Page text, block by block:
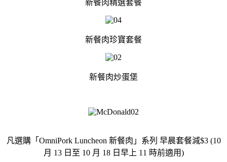
新餐肉精選套餐
新餐肉珍寶套餐
新餐肉炒蛋堡
凡選購「OmniPork Luncheon 新餐肉」系列 早晨套餐減$3 (10
月 13 日至 10 月 18 日早上 11 時前適用)